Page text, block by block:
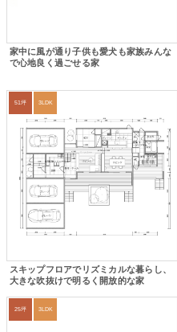
家中に風が通り子供も愛犬も家族みんな
で心地良く過ごせる家
51坪 3LDK
スキップフロアでリズミカルな暮らし、
大きな吹抜けで明るく開放的な家
25坪 3LDK